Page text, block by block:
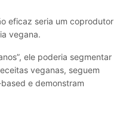
eficaz seria um coprodutor
vegana.
ele poderia segmentar
veganas, seguem
e demonstram